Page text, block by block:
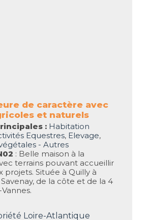
de caractère avec
et naturels
: Habitation
Equestres, Elevage,
- Autres
: Belle maison à la
terrains pouvant accueillir
projets. Située à Quilly à
de la côte et de la 4
Loire-Atlantique